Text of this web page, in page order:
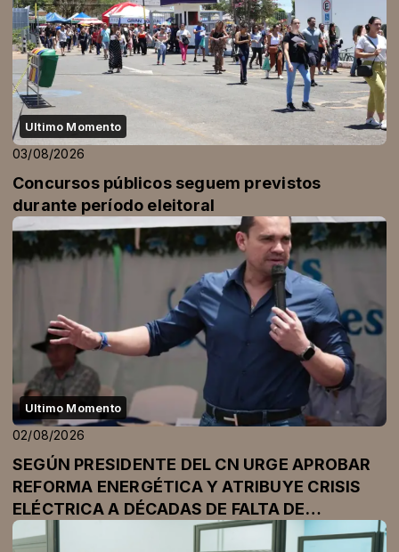
Ultimo Momento
03/08/2026
Concursos públicos seguem previstos
durante período eleitoral
Ultimo Momento
02/08/2026
SEGÚN PRESIDENTE DEL CN URGE APROBAR
REFORMA ENERGÉTICA Y ATRIBUYE CRISIS
ELÉCTRICA A DÉCADAS DE FALTA DE
INVERSIÓN